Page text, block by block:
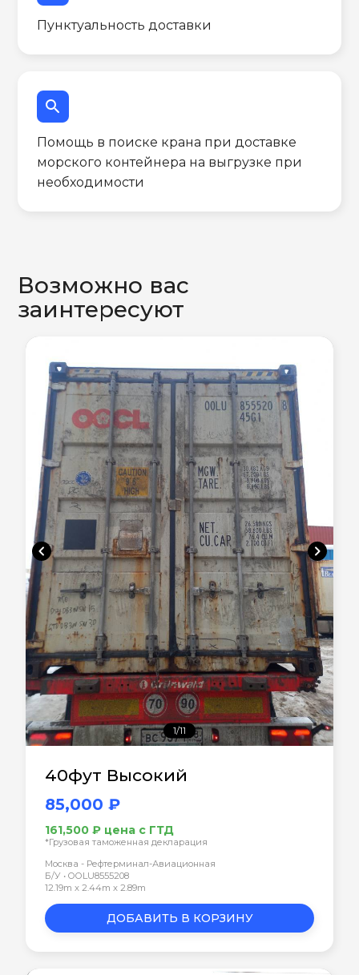
Пунктуальность доставки
search
Помощь в поиске крана при доставке
морского контейнера на выгрузке при
необходимости
Возможно вас
заинтересуют
chevron_left chevron_right
1/11
40фут Высокий
85,000 ₽
161,500 ₽ цена с ГТД
*Грузовая таможенная декларация
Москва - Рефтерминал-Авиационная
Б/У • OOLU8555208
12.19m x 2.44m x 2.89m
ДОБАВИТЬ В КОРЗИНУ